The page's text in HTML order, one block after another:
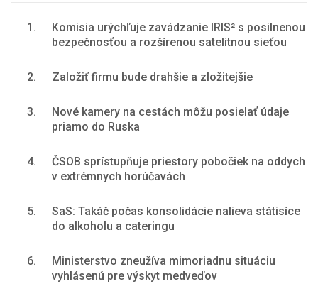
1.
Komisia urýchľuje zavádzanie IRIS² s posilnenou
bezpečnosťou a rozšírenou satelitnou sieťou
2. Založiť firmu bude drahšie a zložitejšie
3.
Nové kamery na cestách môžu posielať údaje
priamo do Ruska
4.
ČSOB sprístupňuje priestory pobočiek na oddych
v extrémnych horúčavách
5.
SaS: Takáč počas konsolidácie nalieva státisíce
do alkoholu a cateringu
6.
Ministerstvo zneužíva mimoriadnu situáciu
vyhlásenú pre výskyt medveďov